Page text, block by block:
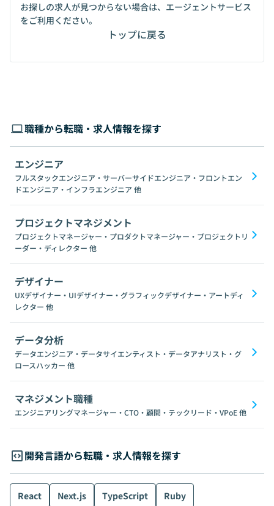
お探しの求人が見つからない場合は、エージェントサービス
をご利用ください。
トップに戻る
職種から転職・求人情報を探す
エンジニア
フルスタックエンジニア・サーバーサイドエンジニア・フロントエン
ドエンジニア・インフラエンジニア 他
プロジェクトマネジメント
プロジェクトマネージャー・プロダクトマネージャー・プロジェクトリ
ーダー・ディレクター 他
デザイナー
UXデザイナー・UIデザイナー・グラフィックデザイナー・アートディ
レクター 他
データ分析
データエンジニア・データサイエンティスト・データアナリスト・グ
ロースハッカー 他
マネジメント職種
エンジニアリングマネージャー・CTO・顧問・テックリード・VPoE他
開発言語から転職・求人情報を探す
React Next.js TypeScript
Ruby